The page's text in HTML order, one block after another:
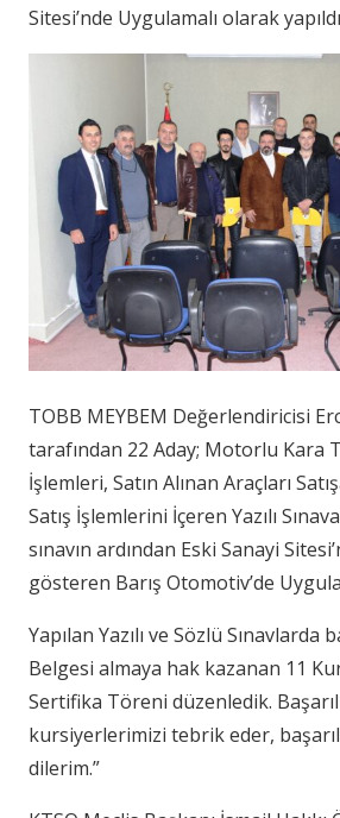
Sitesi’nde Uygulamalı olarak
TOBB MEYBEM Değerlendiricisi
tarafından 22 Aday; Motorlu Kara
İşlemleri, Satın Alınan Araçları
Satış İşlemlerini İçeren Yazılı
sınavın ardından Eski Sanayi
gösteren Barış Otomotiv’de
Yapılan Yazılı ve Sözlü Sınavlarda
Belgesi almaya hak kazanan 11
Sertifika Töreni düzenledik.
kursiyerlerimizi tebrik eder,
dilerim.”